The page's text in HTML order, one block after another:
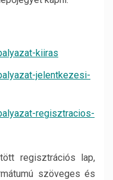
kiiras
jelentkezesi-
regisztracios-
regisztrációs lap,
szöveges és